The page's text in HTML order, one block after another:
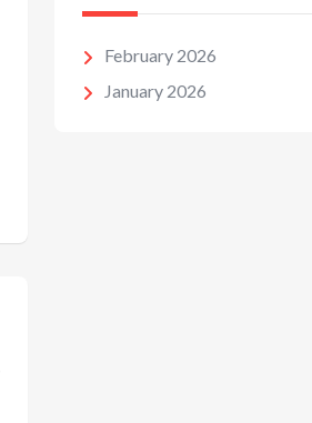
February 2026
January 2026